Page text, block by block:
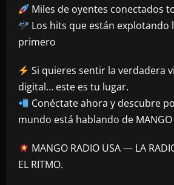
Miles de oyentes conectados
Los hits que están explotando
primero
Si quieres sentir la verdadera
digital… este es tu lugar.
Conéctate ahora y descubre
mundo está hablando de MANGO
MANGO RADIO USA — LA
EL RITMO.